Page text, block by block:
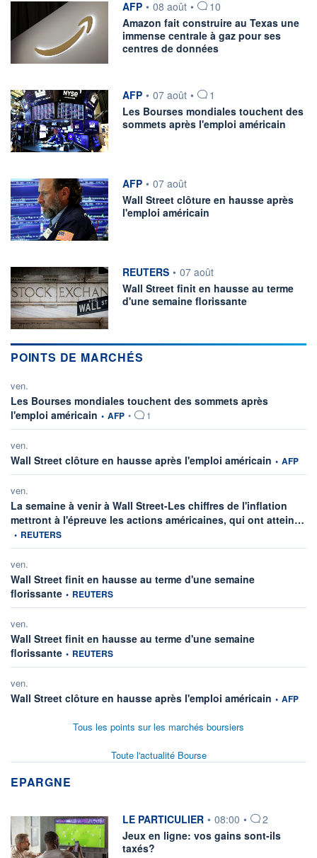
information fournie par
AFP • 08 août •
10
Amazon fait construire au Texas une
immense centrale à gaz pour ses
centres de données
information fournie par
AFP • 07 août •
1
Les Bourses mondiales touchent des
sommets après l'emploi américain
information fournie par
AFP • 07 août
Wall Street clôture en hausse après
l'emploi américain
information fournie par
REUTERS • 07 août
Wall Street finit en hausse au terme
d'une semaine florissante
POINTS DE MARCHÉS
ven.
Les Bourses mondiales touchent des sommets après
l'emploi américain information fournie par
• AFP • 1
ven.
Wall Street clôture en hausse après l'emploi américain • AFP
ven.
La semaine à venir à Wall Street-Les chiffres de l'inflation
mettront à l'épreuve les actions américaines, qui ont attein…
• REUTERS
ven.
Wall Street finit en hausse au terme d'une semaine
florissante information fournie par
• REUTERS
ven.
Wall Street finit en hausse au terme d'une semaine
florissante information fournie par
• REUTERS
ven.
Wall Street clôture en hausse après l'emploi américain • AFP
Tous les points sur les marchés boursiers
Toute l'actualité Bourse
EPARGNE
information fournie par
LE PARTICULIER • 08:00 •
2
Jeux en ligne: vos gains sont-ils
taxés?